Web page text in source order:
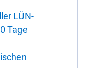
LÜN-
Tage